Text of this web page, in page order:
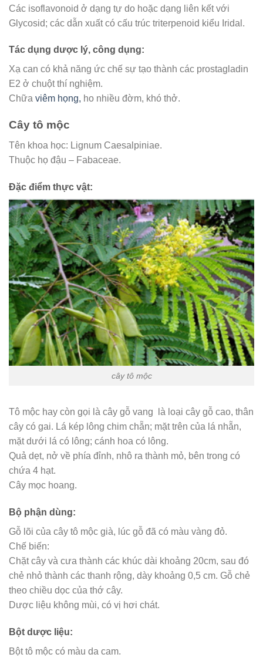
Các isoflavonoid ở dạng tự do hoặc dạng liên kết với
Glycosid; các dẫn xuất có cấu trúc triterpenoid kiểu Iridal.
Tác dụng dược lý, công dụng:
Xạ can có khả năng ức chế sự tạo thành các prostagladin
E2 ở chuột thí nghiệm.
Chữa viêm họng, ho nhiều đờm, khó thở.
Cây tô mộc
Tên khoa học: Lignum Caesalpiniae.
Thuộc họ đậu – Fabaceae.
Đặc điểm thực vật:
cây tô mộc
Tô mộc hay còn gọi là cây gỗ vang là loại cây gỗ cao, thân
cây có gai. Lá kép lông chim chẵn; mặt trên của lá nhẵn,
mặt dưới lá có lông; cánh hoa có lông.
Quả dẹt, nở về phía đỉnh, nhô ra thành mỏ, bên trong có
chứa 4 hạt.
Cây mọc hoang.
Bộ phận dùng:
Gỗ lõi của cây tô mộc già, lúc gỗ đã có màu vàng đỏ.
Chế biến:
Chặt cây và cưa thành các khúc dài khoảng 20cm, sau đó
chẻ nhỏ thành các thanh rộng, dày khoảng 0,5 cm. Gỗ chẻ
theo chiều dọc của thớ cây.
Dược liệu không mùi, có vị hơi chát.
Bột dược liệu:
Bột tô mộc có màu da cam.